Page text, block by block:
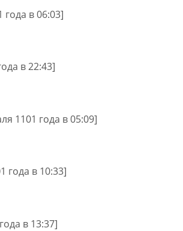
в 06:03]
в 22:43]
1101 года в 05:09]
года в 10:33]
в 13:37]